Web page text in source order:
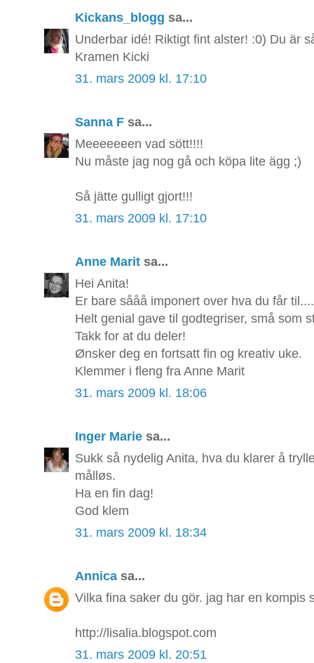
Kickans_blogg sa...
Underbar idé! Riktigt fint alster! :0) Du är
Kramen Kicki
31. mars 2009 kl. 17:10
Sanna F sa...
Meeeeeeen vad sött!!!!
Nu måste jag nog gå och köpa lite ägg ;)
Så jätte gulligt gjort!!!
31. mars 2009 kl. 17:10
Anne Marit sa...
Hei Anita!
Er bare sååå imponert over hva du får
Helt genial gave til godtegriser, små som
Takk for at du deler!
Ønsker deg en fortsatt fin og kreativ uke.
Klemmer i fleng fra Anne Marit
31. mars 2009 kl. 18:06
Inger Marie sa...
Sukk så nydelig Anita, hva du klarer å
målløs.
Ha en fin dag!
God klem
31. mars 2009 kl. 18:34
Annica sa...
Vilka fina saker du gör. jag har en kompis
http://lisalia.blogspot.com
31. mars 2009 kl. 20:51